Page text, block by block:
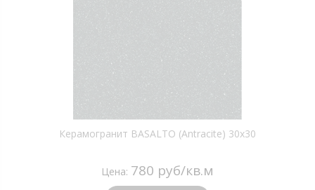
Керамогранит BASALTO (Antracite) 30х30
Цена: 780 руб/кв.м